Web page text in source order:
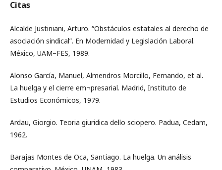
Citas
Alcalde Justiniani, Arturo. “Obstáculos estatales al derecho de
asociación sindical”. En Modernidad y Legislación Laboral.
México, UAM–FES, 1989.
Alonso García, Manuel, Almendros Morcillo, Fernando, et al.
La huelga y el cierre em¬presarial. Madrid, Instituto de
Estudios Económicos, 1979.
Ardau, Giorgio. Teoria giuridica dello sciopero. Padua, Cedam,
1962.
Barajas Montes de Oca, Santiago. La huelga. Un análisis